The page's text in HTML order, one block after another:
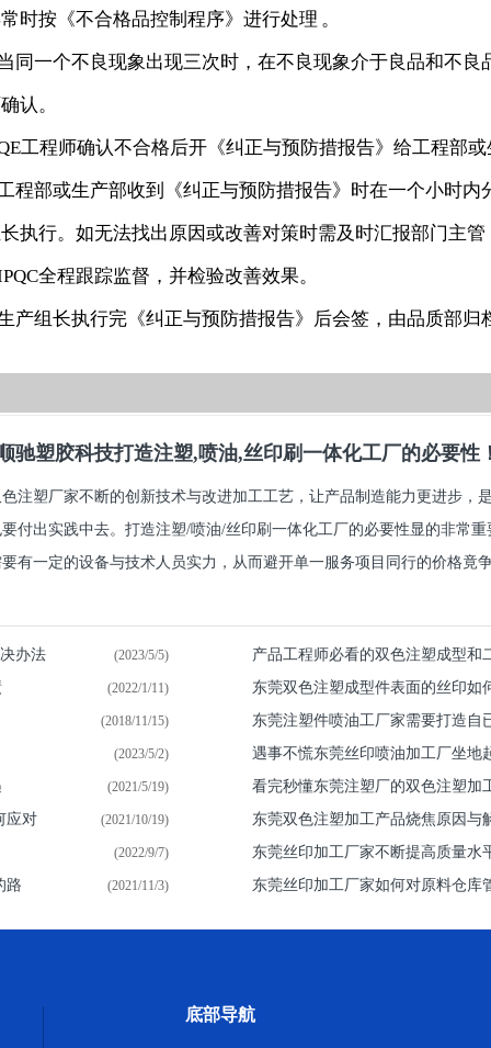
时按《不合格品控制程序》进行处理 。
同一个不良现象出现三次时，在不良现象介于良品和不良
认。
工程师确认不合格后开《纠正与预防措报告》给工程部
程部或生产部收到《纠正与预防措报告》时在一个小时
执行。如无法找出原因或改善对策时需及时汇报部门主
全程跟踪监督，并检验改善效果。
产组长执行完《纠正与预防措报告》后会签，由品质部归
驰塑胶科技打造注塑,喷油,丝印刷一体化工厂的必要性
注塑厂家不断的创新技术与改进加工工艺，让产品制造能力更进步，
付出实践中去。打造注塑/喷油/丝印刷一体化工厂的必要性显的非常
有一定的设备与技术人员实力，从而避开单一服务项目同行的价格竟
(2023/5/5)
办法 产品工程师必看的双色注塑成型和
(2022/1/11) 东莞双色注塑成型件表面的丝印如
(2018/11/15) 东莞注塑件喷油​工厂家需要打造自
(2023/5/2) 遇事不慌东莞丝印喷油加工厂坐地
(2021/5/19) 看完秒懂东莞注塑厂的双色注塑加
(2021/10/19)
应对 东莞双色注塑加工产品烧焦原因与
(2022/9/7) 东莞丝印加工厂家不断提高质量水
(2021/11/3)
路 东莞丝印加工厂家如何对原料仓库
底部导航